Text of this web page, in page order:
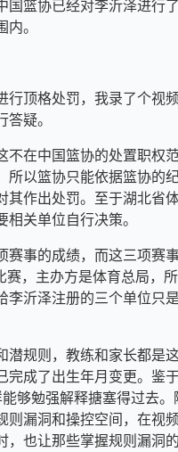
篮协已经对李沂泽进行
。
行顶格处罚，我录了个视
疑。
在中国篮协的处置职权
以篮协只能依据篮协的
作出处罚。至于湖北省
关单位自行决策。
事的成绩，而这三项赛
，主办方是体育总局，
沂泽注册的三个单位只
规则，教练和家长都是
成了出生年月变更。鉴
够勉强解释搪塞得过去
漏洞和操控空间，在视
也让那些掌握规则漏洞